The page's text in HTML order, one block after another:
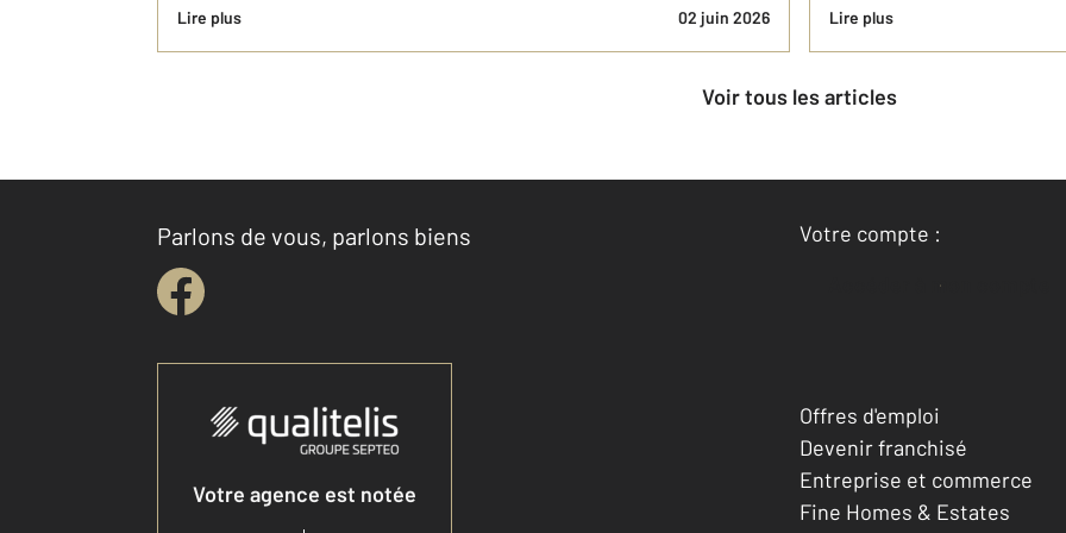
Lire plus 02 juin 2026 Lire plus
Voir tous les articles
Parlons de vous, parlons biens
Votre compte :
Accéder à mon compte
Votre agence est notée
Offres d'emploi
Devenir franchisé
Entreprise et commerce
Fine Homes & Estates